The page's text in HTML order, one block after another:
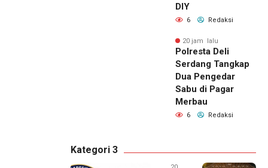
DIY
6 Redaksi
20 jam lalu
Polresta Deli
Serdang Tangkap
Dua Pengedar
Sabu di Pagar
Merbau
6 Redaksi
Kategori 3